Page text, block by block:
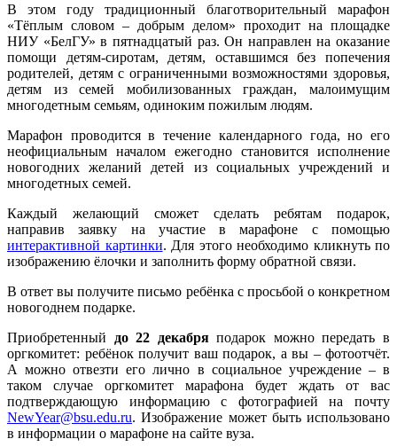
В этом году традиционный благотворительный марафон
«Тёплым словом – добрым делом» проходит на площадке
НИУ «БелГУ» в пятнадцатый раз. Он направлен на оказание
помощи детям-сиротам, детям, оставшимся без попечения
родителей, детям с ограниченными возможностями здоровья,
детям из семей мобилизованных граждан, малоимущим
многодетным семьям, одиноким пожилым людям.
Марафон проводится в течение календарного года, но его
неофициальным началом ежегодно становится исполнение
новогодних желаний детей из социальных учреждений и
многодетных семей.
Каждый желающий сможет сделать ребятам подарок,
направив заявку на участие в марафоне с помощью
интерактивной картинки. Для этого необходимо кликнуть по
изображению ёлочки и заполнить форму обратной связи.
В ответ вы получите письмо ребёнка с просьбой о конкретном
новогоднем подарке.
Приобретенный до 22 декабряподарок можно передать в
оргкомитет: ребёнок получит ваш подарок, а вы – фотоотчёт.
А можно отвезти его лично в социальное учреждение – в
таком случае оргкомитет марафона будет ждать от вас
подтверждающую информацию с фотографией на почту
NewYear@bsu.edu.ru. Изображение может быть использовано
в информации о марафоне на сайте вуза.